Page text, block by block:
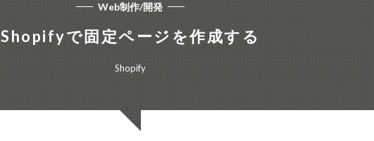
Web制作/開発
Shopifyで固定ページを作成する
Shopify